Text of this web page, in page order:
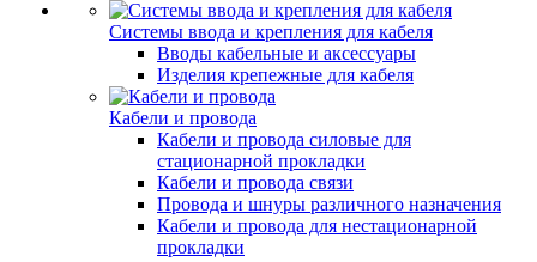
Системы ввода и крепления для кабеля
Вводы кабельные и аксессуары
Изделия крепежные для кабеля
Кабели и провода
Кабели и провода силовые для
стационарной прокладки
Кабели и провода связи
Провода и шнуры различного назначения
Кабели и провода для нестационарной
прокладки